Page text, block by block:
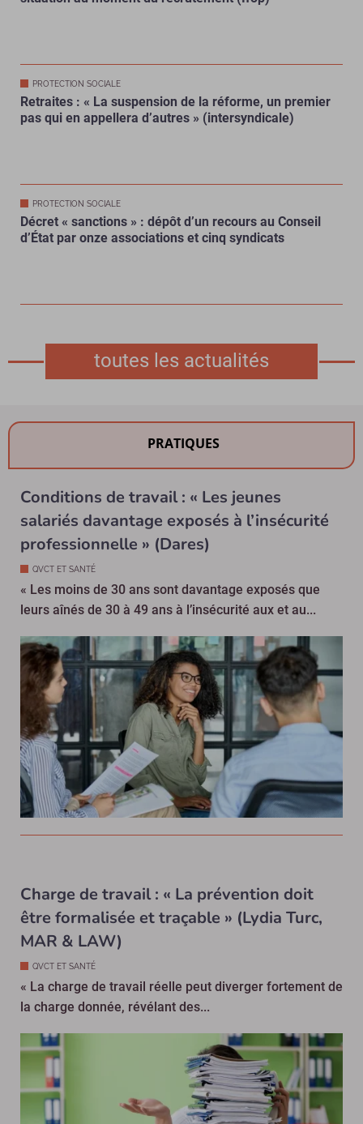
PROTECTION SOCIALE
Retraites : « La suspension de la réforme, un premier
pas qui en appellera d’autres » (intersyndicale)
PROTECTION SOCIALE
Décret « sanctions » : dépôt d’un recours au Conseil
d’État par onze associations et cinq syndicats
toutes les actualités
PRATIQUES
Conditions de travail : « Les jeunes
salariés davantage exposés à l’insécurité
professionnelle » (Dares)
QVCT ET SANTÉ
« Les moins de 30 ans sont davantage exposés que
leurs aînés de 30 à 49 ans à l’insécurité aux et au...
Charge de travail : « La prévention doit
être formalisée et traçable » (Lydia Turc,
MAR & LAW)
QVCT ET SANTÉ
« La charge de travail réelle peut diverger fortement de
la charge donnée, révélant des...